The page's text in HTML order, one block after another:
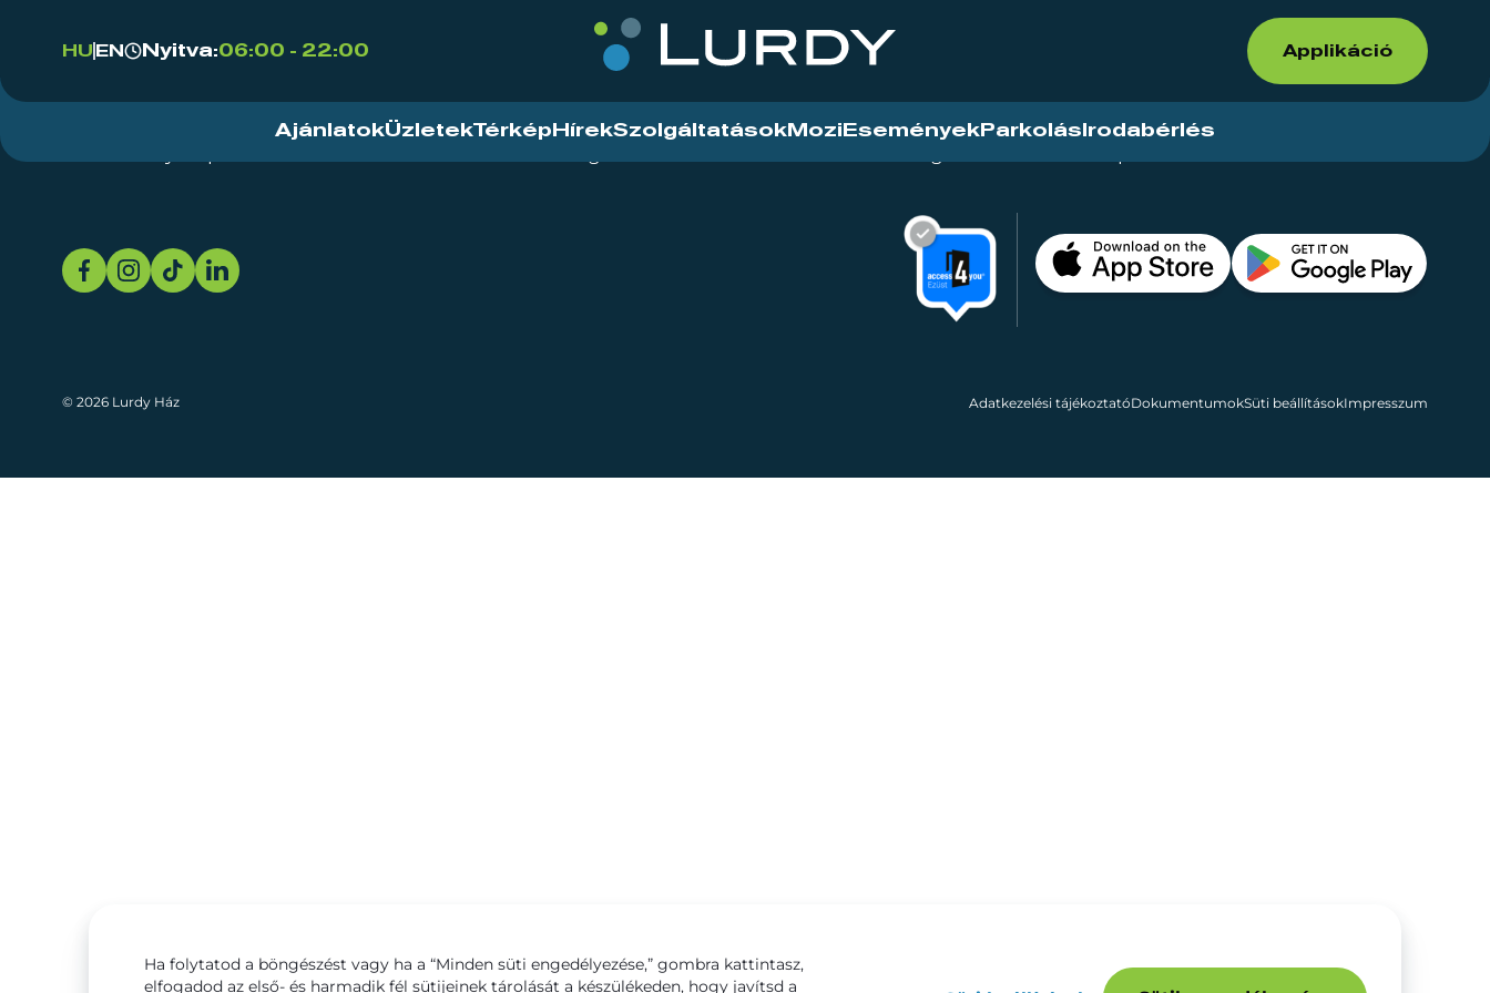
HU EN Nyitva:06:00 - 22:00 Applikáció
AjánlatokÜzletekTérkép HírekSzolgáltatások Mozi Események Parkolás Irodabérlés
© 2026 Lurdy Ház Adatkezelési tájékoztatóDokumentumokSüti beállításokImpresszum
Ha folytatod a böngészést vagy ha a “Minden süti engedélyezése,” gombra kattintasz,
elfogadod az első- és harmadik fél sütijeinek tárolását a készülékeden, hogy javítsd a